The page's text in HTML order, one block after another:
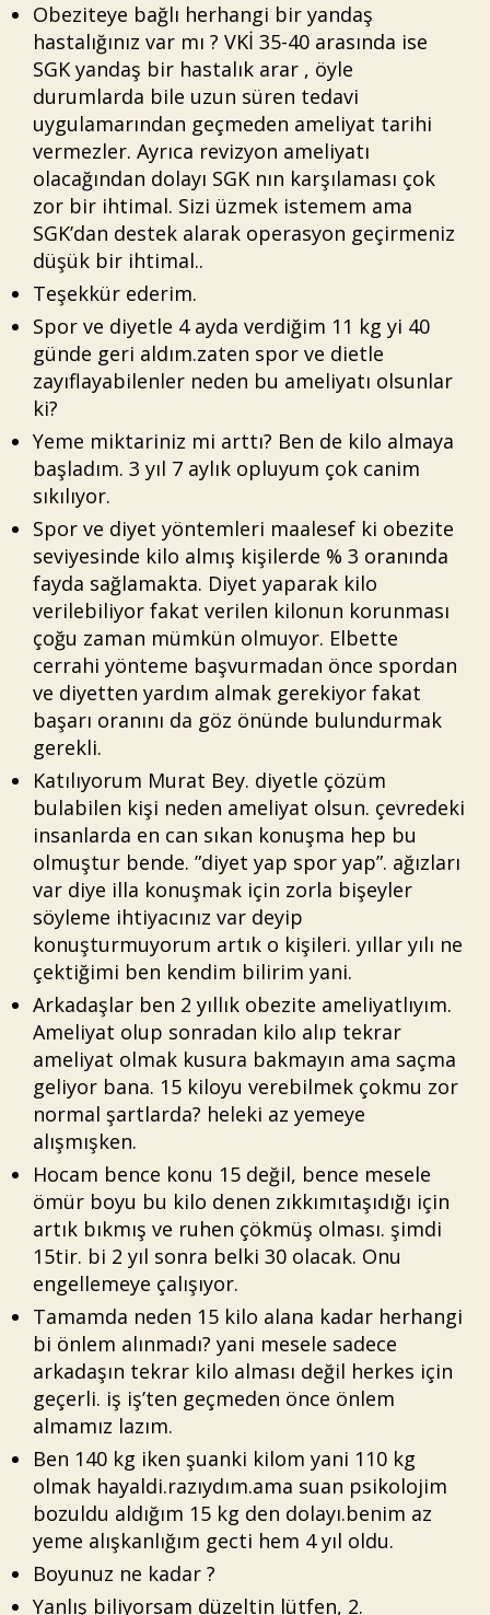
Obeziteye bağlı herhangi bir yandaş
hastalığınız var mı ? VKİ 35-40 arasında ise
SGK yandaş bir hastalık arar , öyle
durumlarda bile uzun süren tedavi
uygulamarından geçmeden ameliyat tarihi
vermezler. Ayrıca revizyon ameliyatı
olacağından dolayı SGK nın karşılaması çok
zor bir ihtimal. Sizi üzmek istemem ama
SGK’dan destek alarak operasyon geçirmeniz
düşük bir ihtimal..
Teşekkür ederim.
Spor ve diyetle 4 ayda verdiğim 11 kg yi 40
günde geri aldım.zaten spor ve dietle
zayıflayabilenler neden bu ameliyatı olsunlar
ki?
Yeme miktariniz mi arttı? Ben de kilo almaya
başladım. 3 yıl 7 aylık opluyum çok canim
sıkılıyor.
Spor ve diyet yöntemleri maalesef ki obezite
seviyesinde kilo almış kişilerde % 3 oranında
fayda sağlamakta. Diyet yaparak kilo
verilebiliyor fakat verilen kilonun korunması
çoğu zaman mümkün olmuyor. Elbette
cerrahi yönteme başvurmadan önce spordan
ve diyetten yardım almak gerekiyor fakat
başarı oranını da göz önünde bulundurmak
gerekli.
Katılıyorum Murat Bey. diyetle çözüm
bulabilen kişi neden ameliyat olsun. çevredeki
insanlarda en can sıkan konuşma hep bu
olmuştur bende. ”diyet yap spor yap”. ağızları
var diye illa konuşmak için zorla bişeyler
söyleme ihtiyacınız var deyip
konuşturmuyorum artık o kişileri. yıllar yılı ne
çektiğimi ben kendim bilirim yani.
Arkadaşlar ben 2 yıllık obezite ameliyatlıyım.
Ameliyat olup sonradan kilo alıp tekrar
ameliyat olmak kusura bakmayın ama saçma
geliyor bana. 15 kiloyu verebilmek çokmu zor
normal şartlarda? heleki az yemeye
alışmışken.
Hocam bence konu 15 değil, bence mesele
ömür boyu bu kilo denen zıkkımıtaşıdığı için
artık bıkmış ve ruhen çökmüş olması. şimdi
15tir. bi 2 yıl sonra belki 30 olacak. Onu
engellemeye çalışıyor.
Tamamda neden 15 kilo alana kadar herhangi
bi önlem alınmadı? yani mesele sadece
arkadaşın tekrar kilo alması değil herkes için
geçerli. iş iş’ten geçmeden önce önlem
almamız lazım.
Ben 140 kg iken şuanki kilom yani 110 kg
olmak hayaldi.razıydım.ama suan psikolojim
bozuldu aldığım 15 kg den dolayı.benim az
yeme alışkanlığım gecti hem 4 yıl oldu.
Boyunuz ne kadar ?
Yanlış biliyorsam düzeltin lütfen, 2.